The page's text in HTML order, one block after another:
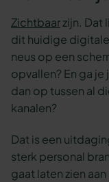
Zichtbaarzijn. Dat
dit huidige
neus op een
opvallen? En ga
dan op tussen al
kanalen?
Dat is een
sterk personal
gaat laten zien